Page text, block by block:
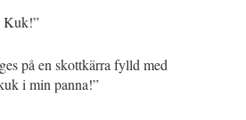
Kuk!”
på en skottkärra fylld med
i min panna!”